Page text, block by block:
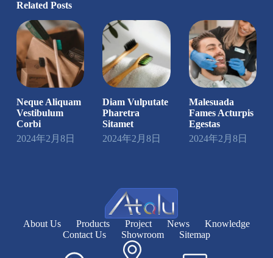
Related Posts
Neque Aliquam
Vestibulum
Corbi
2024年2月8日
Diam Vulputate
Pharetra
Sitamet
2024年2月8日
Malesuada
Fames Acturpis
Egestas
2024年2月8日
About Us Products Project News
Knowledge
Contact Us
Showroom Sitemap